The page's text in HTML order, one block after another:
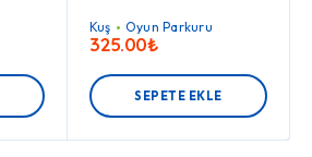
Kuş Oyun Parkuru
325.00₺
SEPETE EKLE